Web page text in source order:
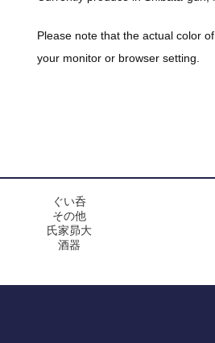
Please note that the actual color
your monitor or browser setting.
ぐい呑
その他
氏家昴大
酒器